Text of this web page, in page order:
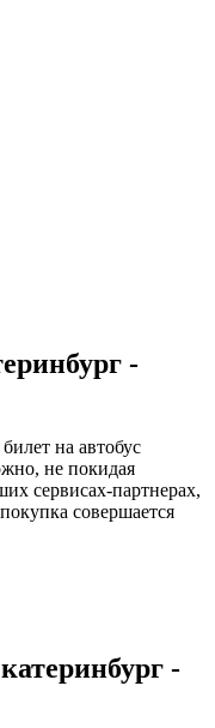
-
на автобус
не покидая
сервисах-партнерах,
совершается
-